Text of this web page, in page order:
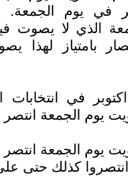
يوم الجمعة.
الذي لا يصوت
بامتياز لهذا
في انتخابات
يوم الجمعة
يوم الجمعة
كذلك حتى